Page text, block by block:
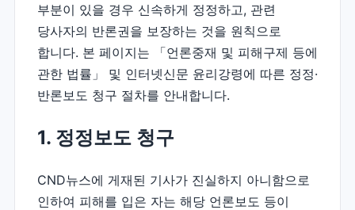
부분이 있을 경우 신속하게 정정하고, 관련
당사자의 반론권을 보장하는 것을 원칙으로
합니다. 본 페이지는 「언론중재 및 피해구제 등에
관한 법률」 및 인터넷신문 윤리강령에 따른 정정·
반론보도 청구 절차를 안내합니다.
1. 정정보도 청구
CND뉴스에 게재된 기사가 진실하지 아니함으로
인하여 피해를 입은 자는 해당 언론보도 등이